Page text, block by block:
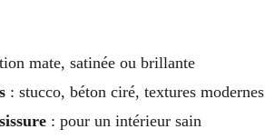
mate, satinée ou brillante
: stucco, béton ciré, textures modernes
: pour un intérieur sain